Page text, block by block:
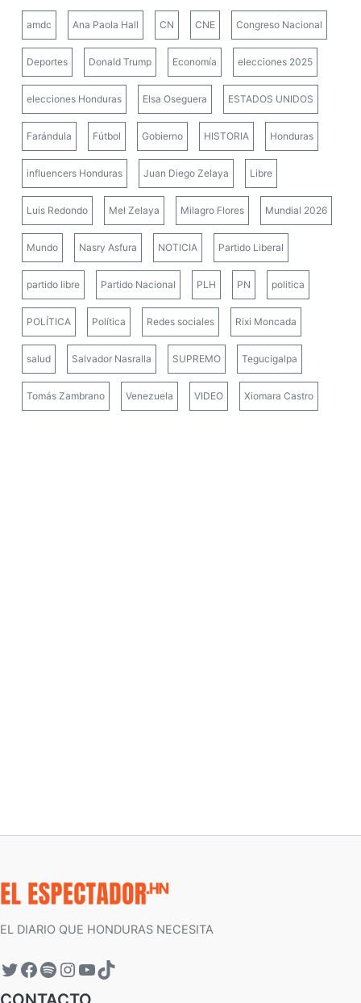
amdc Ana Paola Hall CN CNE Congreso Nacional
Deportes Donald Trump Economía elecciones 2025
elecciones Honduras Elsa Oseguera ESTADOS UNIDOS
Farándula Fútbol Gobierno HISTORIA Honduras
influencers Honduras Juan Diego Zelaya Libre
Luis Redondo Mel Zelaya Milagro Flores Mundial 2026
Mundo Nasry Asfura NOTICIA Partido Liberal
partido libre Partido Nacional PLH PN politica
POLÍTICA Política Redes sociales Rixi Moncada
salud Salvador Nasralla SUPREMO Tegucigalpa
Tomás Zambrano Venezuela VIDEO Xiomara Castro
EL DIARIO QUE HONDURAS NECESITA